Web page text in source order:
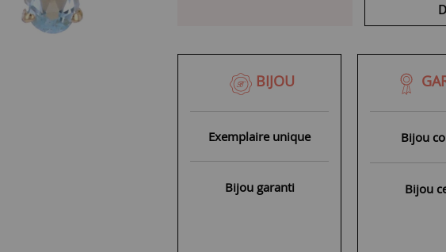
BIJOU
Exemplaire unique
Bijou garanti
Bijou
Bijou